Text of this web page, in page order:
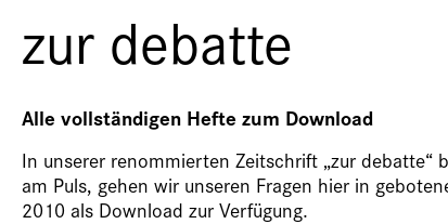
zur debatte
Alle vollständigen Hefte zum Download
In unserer renommierten Zeitschrift „zur
am Puls, gehen wir unseren Fragen hier in
2010 als Download zur Verfügung.